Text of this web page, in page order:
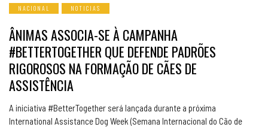
NACIONAL NOTICIAS
ÂNIMAS ASSOCIA-SE À CAMPANHA
#BETTERTOGETHER QUE DEFENDE PADRÕES
RIGOROSOS NA FORMAÇÃO DE CÃES DE
ASSISTÊNCIA
A iniciativa #BetterTogether será lançada durante a próxima
International Assistance Dog Week (Semana Internacional do Cão de